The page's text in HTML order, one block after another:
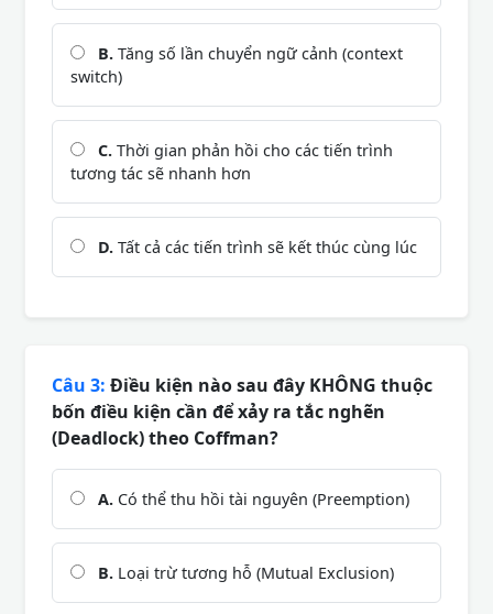
B. Tăng số lần chuyển ngữ cảnh (context
switch)
C. Thời gian phản hồi cho các tiến trình
tương tác sẽ nhanh hơn
D. Tất cả các tiến trình sẽ kết thúc cùng lúc
Câu 3: Điều kiện nào sau đây KHÔNG thuộc
bốn điều kiện cần để xảy ra tắc nghẽn
(Deadlock) theo Coffman?
A. Có thể thu hồi tài nguyên (Preemption)
B. Loại trừ tương hỗ (Mutual Exclusion)